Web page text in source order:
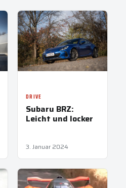
DRIVE
Subaru BRZ:
Leicht und locker
3. Januar 2024